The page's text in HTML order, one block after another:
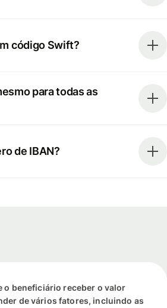
código Swift?
para todas as
de IBAN?
o beneficiário receber o valor
de vários fatores, incluindo as